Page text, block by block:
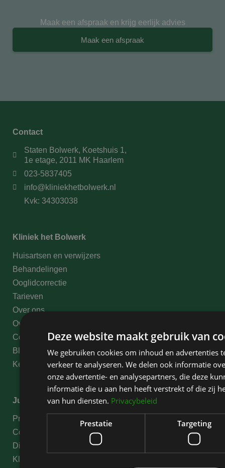
Maak een afspraak en krijg eerlijk advies
Maak een afspraak
Contact
Staten Bolwerk, Koetshuis 1,
1e etage, 2011 MK Haarlem
023-5837405
info@kliniekhetbolwerk.nl
Kvk: 34303038
Kliniek het Bolwerk
Huisartsen en verwijzers
Behandelingen
Ooglidcorrectie
Tarieven
Over ons
Over David Jairath
Contact
Blogs
Kennisbank
Juridische informatie
Privacy Statement
Cookies
Disclaimer
Klachten
Deze website maakt gebruik van
We gebruiken cookies om inhoud en advertenties
verkeer te analyseren. We delen ook informatie
onze advertentie- en analysepartners, die deze
informatie die u aan hen heeft verstrekt of die zij
van hun diensten. Privacybeleid
Prestatie Targeting